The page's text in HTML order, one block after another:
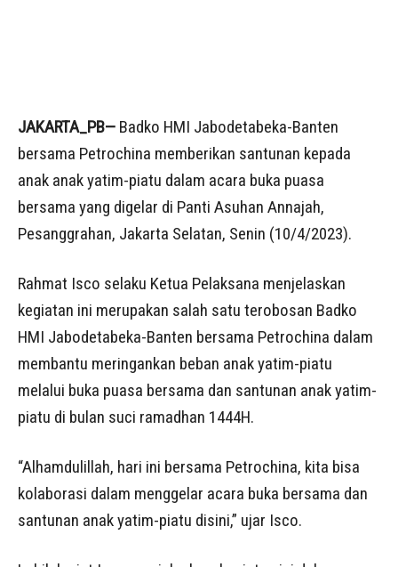
JAKARTA_PB— Badko HMI Jabodetabeka-Banten
bersama Petrochina memberikan santunan kepada
anak anak yatim-piatu dalam acara buka puasa
bersama yang digelar di Panti Asuhan Annajah,
Pesanggrahan, Jakarta Selatan, Senin (10/4/2023).
Rahmat Isco selaku Ketua Pelaksana menjelaskan
kegiatan ini merupakan salah satu terobosan Badko
HMI Jabodetabeka-Banten bersama Petrochina dalam
membantu meringankan beban anak yatim-piatu
melalui buka puasa bersama dan santunan anak yatim-
piatu di bulan suci ramadhan 1444H.
“Alhamdulillah, hari ini bersama Petrochina, kita bisa
kolaborasi dalam menggelar acara buka bersama dan
santunan anak yatim-piatu disini,” ujar Isco.